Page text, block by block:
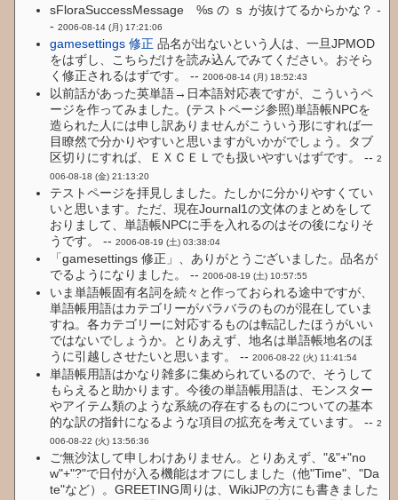
sFloraSuccessMessage %s の ｓ が抜けてるからかな？ -
-2006-08-14 (月) 17:21:06
gamesettings 修正品名が出ないという人は、一旦JPMOD
をはずし、こちらだけを読み込んでみてください。おそら
く修正されるはずです。 --2006-08-14 (月) 18:52:43
以前話があった英単語→日本語対応表ですが、こういうペ
ージを作ってみました。(テストページ参照)単語帳NPCを
造られた人には申し訳ありませんがこういう形にすれば一
目瞭然で分かりやすいと思いますがいかがでしょう。タブ
区切りにすれば、ＥＸＣＥＬでも扱いやすいはずです。 --2
006-08-18 (金) 21:13:20
テストページを拝見しました。たしかに分かりやすくてい
いと思います。ただ、現在Journal1の文体のまとめをして
おりまして、単語帳NPCに手を入れるのはその後になりそ
うです。 --2006-08-19 (土) 03:38:04
「gamesettings 修正」、ありがとうございました。品名が
でるようになりました。 --2006-08-19 (土) 10:57:55
いま単語帳固有名詞を続々と作っておられる途中ですが、
単語帳用語はカテゴリーがバラバラのものが混在していま
すね。各カテゴリーに対応するものは転記したほうがいい
ではないでしょうか。とりあえず、地名は単語帳地名のほ
うに引越しさせたいと思います。 --2006-08-22 (火) 11:41:54
単語帳用語はかなり雑多に集められているので、そうして
もらえると助かります。今後の単語帳用語は、モンスター
やアイテム類のような系統の存在するものについての基本
的な訳の指針になるような項目の拡充を考えています。 --2
006-08-22 (火) 13:56:36
ご無沙汰して申しわけありません。とりあえず、"&"+"no
w"+"?"で日付が入る機能はオフにしました（他"Time"、"Da
te"など）。GREETING周りは、WikiJPの方にも書きました